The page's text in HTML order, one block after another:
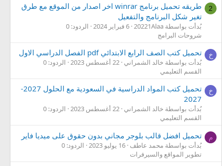
2
طريقه تحميل برنامج winrar اخر اصدار من الموقع مع طرق
تغير شكل البرنامج والتفعيل
بُدأت بواسطة 20221Alaa 6 فبراير 2024
الردود: 0
شروحات البرامج
خ تحميل كتب الصف الرابع الابتدائي pdf الفصل الدراسي الاول
بُدأت بواسطة خالد الشمراني 22 أغسطس 2023
الردود: 0
القسم التعليمي
خ
تحميل كتب المواد الدراسية في السعودية مع الحلول 2027-
2027
بُدأت بواسطة خالد الشمراني 22 أغسطس 2023
الردود: 0
القسم التعليمي
م تحميل افضل قالب بلوجر مجاني بدون حقوق على ميديا فاير
بُدأت بواسطة محمد عاطف 16 يوليو 2023
الردود: 0
تطوير المواقع والسيرفرات